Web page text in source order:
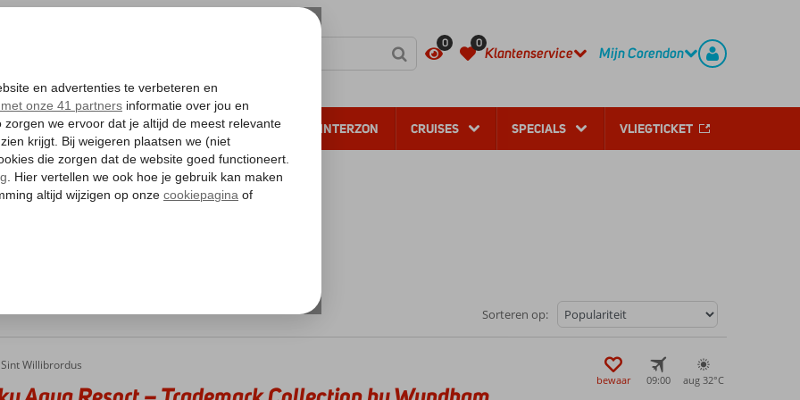
0 0
Klantenservice Mijn Corendon
VERRE REIZEN ALL INCLUSIVE WINTERZON CRUISES SPECIALS VLIEGTICKET
Sorteren op:
Sint Willibrordus
bewaar 09:00 aug 32°C